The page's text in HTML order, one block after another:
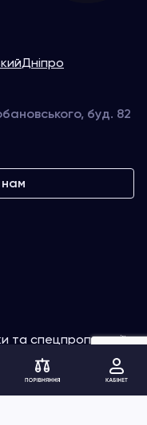
Дніпро
буд. 82
та спецпропозиції